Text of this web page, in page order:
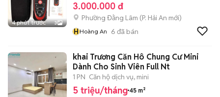
4 phút trước 3
3.000.000 đ
Phường Đằng Lâm (P. Hải An mới)
HHoàng An 6 đã bán
khai Trương Căn Hô Chung Cư Mini
Dành Cho Sinh Viên Full Nt
1 PN Căn hộ dịch vụ, mini
5 triệu/tháng 45 m²